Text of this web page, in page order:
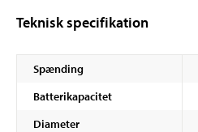
Teknisk specifikation
Spænding
Batterikapacitet
Diameter